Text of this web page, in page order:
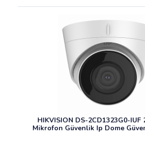
HIKVISION DS-2CD1323G0-IUF
Mikrofon Güvenlik Ip Dome